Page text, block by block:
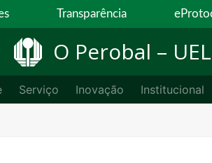
Transparência
O Perobal – UEL
Serviço Inovação Institucional